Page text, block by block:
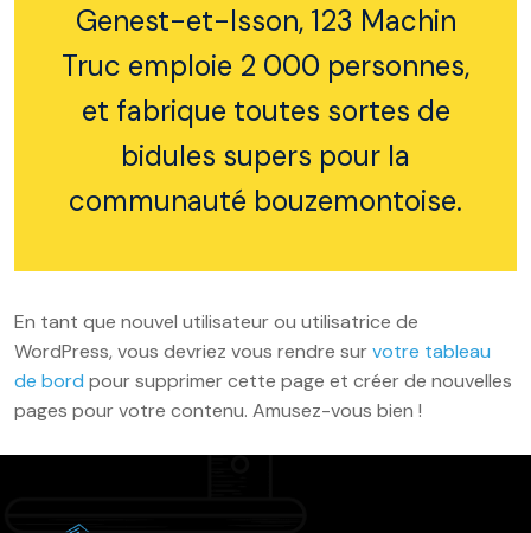
Genest-et-Isson, 123 Machin
Truc emploie 2 000 personnes,
et fabrique toutes sortes de
bidules supers pour la
communauté bouzemontoise.
En tant que nouvel utilisateur ou utilisatrice de
WordPress, vous devriez vous rendre survotre tableau
de bord pour supprimer cette page et créer de nouvelles
pages pour votre contenu. Amusez-vous bien !